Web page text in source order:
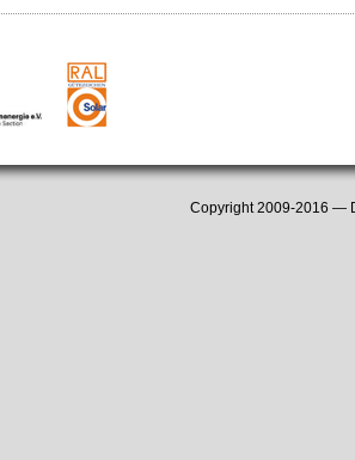
Copyright 2009-2016 —